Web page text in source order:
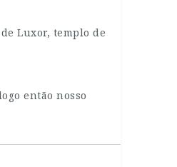
Luxor, templo de
então nosso